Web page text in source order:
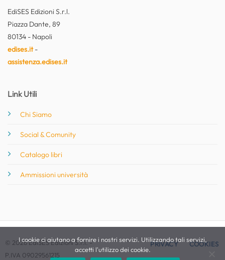
EdiSES Edizioni S.r.l.
Piazza Dante, 89
80134 - Napoli
edises.it-
assistenza.edises.it
Link Utili
Chi Siamo
Social & Comunity
Catalogo libri
Ammissioni università
© 2026 EdiSES Edizioni S.r.l. -
P.IVA 09029561215
PRIVACY COOKIES
I cookie ci aiutano a fornire i nostri servizi. Utilizzando tali servizi,
accetti l'utilizzo dei cookie.